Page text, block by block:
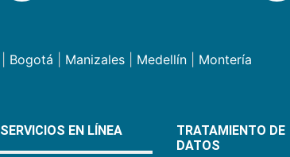
Bogotá Manizales| Medellín| Montería
SERVICIOS EN LÍNEA
TRATAMIENTO DE
DATOS